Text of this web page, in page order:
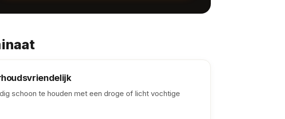
schoon te houden met een droge of licht vochtige